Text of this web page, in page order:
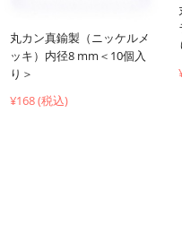
丸カン真鍮製（ニッケルメ
ッキ）内径8 mm＜10個入
り＞
¥168 (税込)